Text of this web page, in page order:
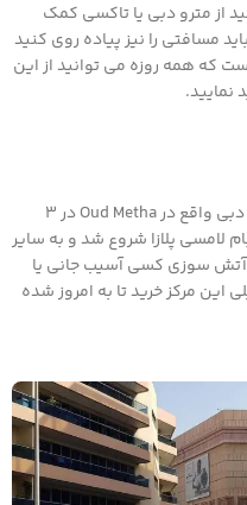
از مترو دبی یا تاکسی کمک
مسافتی را نیز پیاده روی کنید
که همه روزه می توانید از این
یک آتش سوزی در مرکز خرید لامسی پلازا دبی واقع در Oud Metha در 3
بام لامسی پلازا شروع شد و به سایر
آتش سوزی کسی آسیب جانی یا
این مرکز خرید تا به امروز شده